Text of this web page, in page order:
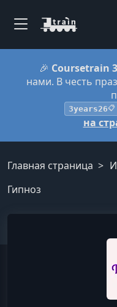
🎉 Coursetrain
нами. В честь
3years26📋
на
Главная страница
Гипноз